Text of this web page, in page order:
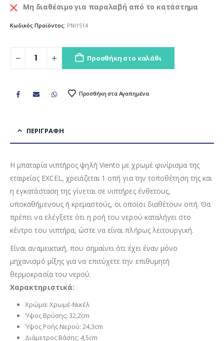
Μη διαθέσιμο για παραλαβή από το κατάστημα
Κωδικός Προϊόντος: PNI1514
Προσθήκη στο καλάθι
Προσθήκη στα Αγαπημένα
ΠΕΡΙΓΡΑΦΉ
Η μπαταρία νιπτήρος ψηλή Viento με χρωμέ φινίρισμα της
εταιρείας EXCEL, χρειάζεται 1 οπή για την τοποθέτηση της και
η εγκατάσταση της γίνεται σε νιπτήρες ένθετους,
υποκαθήμενους ή κρεμαστούς, οι οποίοι διαθέτουν οπή. Θα
πρέπει να ελέγξετε ότι η ροή του νερού καταλήγει στο
κέντρο του νιπτήρα, ώστε να είναι πλήρως λειτουργική.
Είναι αναμεικτική, που σημαίνει ότι έχει έναν μόνο
μηχανισμό μίξης για να επιτύχετε την επιθυμητή
θερμοκρασία του νερού.
Χαρακτηριστικά:
Χρώμα: Χρωμέ-Νικέλ
Ύψος Βρύσης: 32,2cm
Ύψος Ροής Νερού: 24,3cm
Διάμετρος Βάσης: 4,5cm